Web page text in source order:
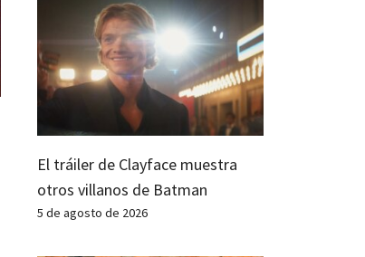
El tráiler de Clayface muestra
otros villanos de Batman
5 de agosto de 2026